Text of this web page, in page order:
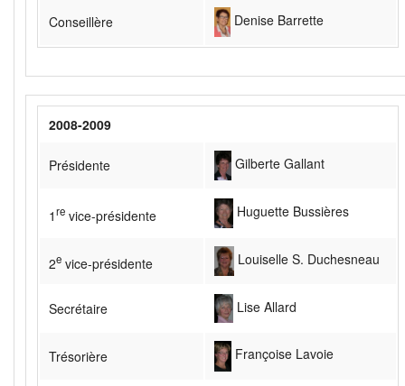
Conseillère Denise Barrette
2008-2009
Présidente Gilberte Gallant
1re vice-présidente Huguette Bussières
2e vice-présidente Louiselle S. Duchesneau
Secrétaire Lise Allard
Trésorière Françoise Lavoie